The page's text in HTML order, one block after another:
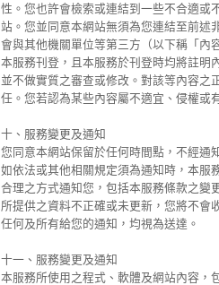
性。您也許會檢索或連結到一些不合適或
站。您並同意本網站無須為您連結至前述
會與其他機關單位等第三方（以下稱「內
本服務刊登，且本服務於刊登時均將註明
並不做實質之審查或修改。對該等內容之
任。您若認為某些內容屬不適宜、侵權或
十、服務變更及通知
您同意本網站保留於任何時間點，不經通
如依法或其他相關規定須為通知時，本服
合理之方式通知您，包括本服務條款之變
所提供之資料不正確或未更新，您將不會
任何及所有給您的通知，均視為送達。
十一、服務變更及通知
本服務所使用之程式、軟體及網站內容，